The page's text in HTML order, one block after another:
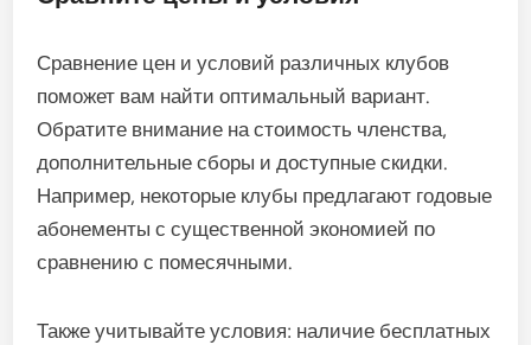
Сравнение цен и условий различных клубов
поможет вам найти оптимальный вариант.
Обратите внимание на стоимость членства,
дополнительные сборы и доступные скидки.
Например, некоторые клубы предлагают годовые
абонементы с существенной экономией по
сравнению с помесячными.
Также учитывайте условия: наличие бесплатных